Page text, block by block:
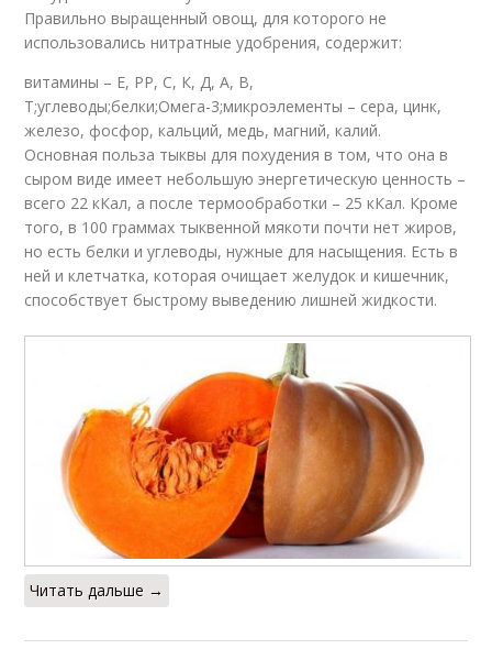
Правильно выращенный овощ, для которого не
использовались нитратные удобрения, содержит:
витамины – Е, РР, С, К, Д, А, В,
Т;углеводы;белки;Омега-3;микроэлементы – сера, цинк,
железо, фосфор, кальций, медь, магний, калий.
Основная польза тыквы для похудения в том, что она в
сыром виде имеет небольшую энергетическую ценность –
всего 22 кКал, а после термообработки – 25 кКал. Кроме
того, в 100 граммах тыквенной мякоти почти нет жиров,
но есть белки и углеводы, нужные для насыщения. Есть в
ней и клетчатка, которая очищает желудок и кишечник,
способствует быстрому выведению лишней жидкости.
Читать дальше →